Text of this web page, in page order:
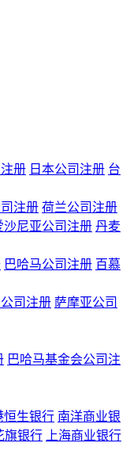
册 日本公司注册 台
注册 荷兰公司注册
沙尼亚公司注册 丹麦
巴哈马公司注册 百慕
司注册 萨摩亚公司
巴哈马基金会公司注
恒生银行 南洋商业银
旗银行
上海商业银行